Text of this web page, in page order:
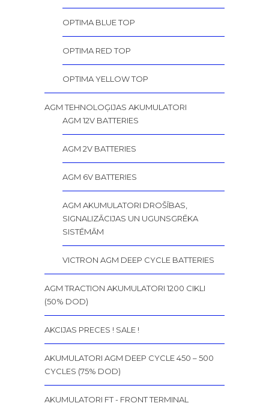
OPTIMA BLUE TOP
OPTIMA RED TOP
OPTIMA YELLOW TOP
AGM TEHNOLOĢIJAS AKUMULATORI
AGM 12V BATTERIES
AGM 2V BATTERIES
AGM 6V BATTERIES
AGM AKUMULATORI DROŠĪBAS,
SIGNALIZĀCIJAS UN UGUNSGRĒKA
SISTĒMĀM
VICTRON AGM DEEP CYCLE BATTERIES
AGM TRACTION AKUMULATORI 1200 CIKLI
(50% DOD)
AKCIJAS PRECES ! SALE !
AKUMULATORI AGM DEEP CYCLE 450 – 500
CYCLES (75% DOD)
AKUMULATORI FT - FRONT TERMINAL